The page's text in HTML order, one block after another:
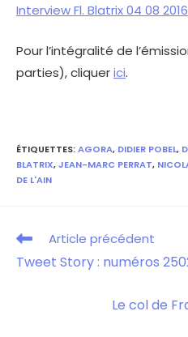
Interview Fl. Blatrix 04 08 2016
Pour l’intégralité de
parties), cliquerici.
ÉTIQUETTES:AGORA, DIDIER POBEL,
BLATRIX,JEAN-MARC PERRAT,
DE L'AIN
Article précédent
Tweet Story : numéros
Le col de